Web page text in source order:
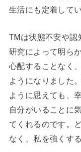
生活にも定着してい
TMは状態不安や
研究によって明ら
心配することなく
ようになりました
ように思えても、
自分がいることに
てくれるのです。
なく、私を強くす